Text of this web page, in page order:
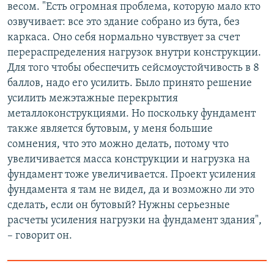
весом. "Есть огромная проблема, которую мало кто
озвучивает: все это здание собрано из бута, без
каркаса. Оно себя нормально чувствует за счет
перераспределения нагрузок внутри конструкции.
Для того чтобы обеспечить сейсмоустойчивость в 8
баллов, надо его усилить. Было принято решение
усилить межэтажные перекрытия
металлоконструкциями. Но поскольку фундамент
также является бутовым, у меня большие
сомнения, что это можно делать, потому что
увеличивается масса конструкции и нагрузка на
фундамент тоже увеличивается. Проект усиления
фундамента я там не видел, да и возможно ли это
сделать, если он бутовый? Нужны серьезные
расчеты усиления нагрузки на фундамент здания",
– говорит он.